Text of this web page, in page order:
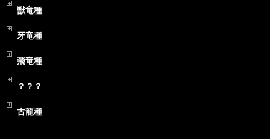
獣竜種
牙竜種
飛竜種
？？？
古龍種